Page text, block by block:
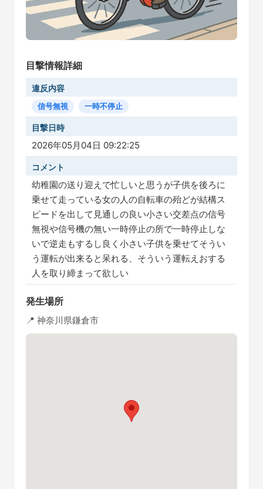
目撃情報詳細
違反内容
信号無視 一時不停止
目撃日時
2026年05月04日 09:22:25
コメント
幼稚園の送り迎えで忙しいと思うが子供を後ろに
乗せて走っている女の人の自転車の殆どが結構ス
ピードを出して見通しの良い小さい交差点の信号
無視や信号機の無い一時停止の所で一時停止しな
いで逆走もするし良く小さい子供を乗せてそうい
う運転が出来ると呆れる、そういう運転えおする
人を取り締まって欲しい
発生場所
📍 神奈川県鎌倉市